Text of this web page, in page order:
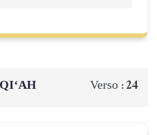
Verso :24